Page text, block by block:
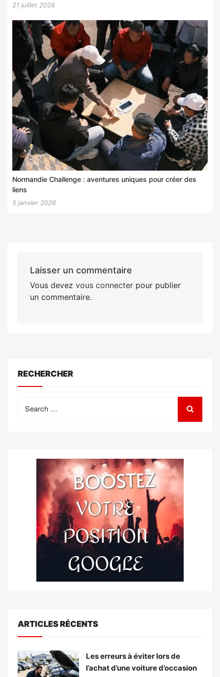
21 juillet 2026
Normandie Challenge : aventures uniques pour créer des
liens
5 janvier 2026
Laisser un commentaire
Vous devez vous connecterpour publier
un commentaire.
RECHERCHER
for:
ARTICLES RÉCENTS
Les erreurs à éviter lors de
l’achat d’une voiture d’occasion